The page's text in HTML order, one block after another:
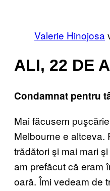
Valerie Hinojosa
ALI, 22 DE
Condamnat pentru
Mai făcusem
Melbourne e altceva.
trădători şi mai mari
am prefăcut că eram
oară. Îmi vedeam de